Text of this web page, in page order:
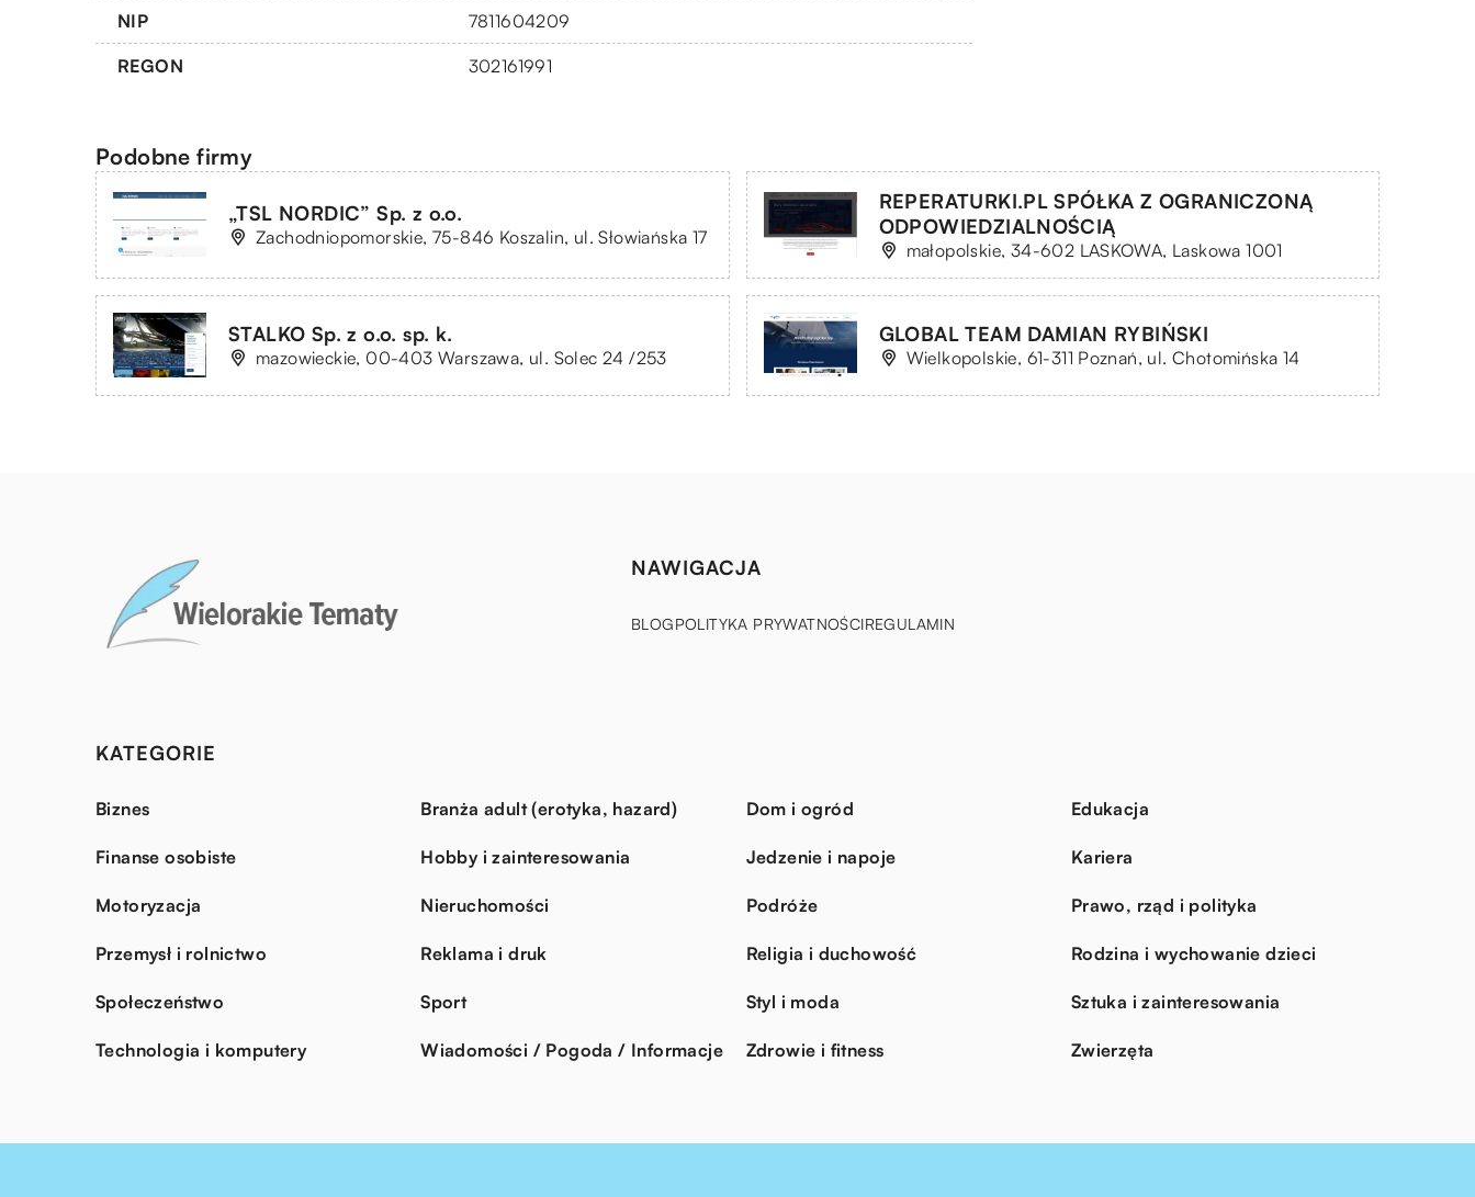
NIP 7811604209
REGON 302161991
Podobne firmy
„TSL NORDIC” Sp. z o.o.
Zachodniopomorskie, 75-846 Koszalin, ul. Słowiańska 17
REPERATURKI.PL SPÓŁKA Z OGRANICZONĄ
ODPOWIEDZIALNOŚCIĄ
małopolskie, 34-602 LASKOWA, Laskowa 1001
STALKO Sp. z o.o. sp. k.
mazowieckie, 00-403 Warszawa, ul. Solec 24 /253
GLOBAL TEAM DAMIAN RYBIŃSKI
Wielkopolskie, 61-311 Poznań, ul. Chotomińska 14
NAWIGACJA
BLOGPOLITYKA PRYWATNOŚCIREGULAMIN
KATEGORIE
Biznes Branża adult (erotyka, hazard) Dom i ogród Edukacja
Finanse osobiste Hobby i zainteresowania Jedzenie i napoje Kariera
Motoryzacja Nieruchomości Podróże Prawo, rząd i polityka
Przemysł i rolnictwo Reklama i druk Religia i duchowość Rodzina i wychowanie dzieci
Społeczeństwo Sport Styl i moda Sztuka i zainteresowania
Technologia i komputery Wiadomości / Pogoda / Informacje Zdrowie i fitness Zwierzęta